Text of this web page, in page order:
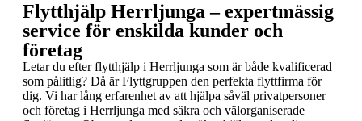
Flytthjälp Herrljunga – expertmässig
service för enskilda kunder och
företag
Letar du efter flytthjälp i Herrljunga som är både kvalificerad
som pålitlig? Då är Flyttgruppen den perfekta flyttfirma för
dig. Vi har lång erfarenhet av att hjälpa såväl privatpersoner
och företag i Herrljunga med säkra och välorganiserade